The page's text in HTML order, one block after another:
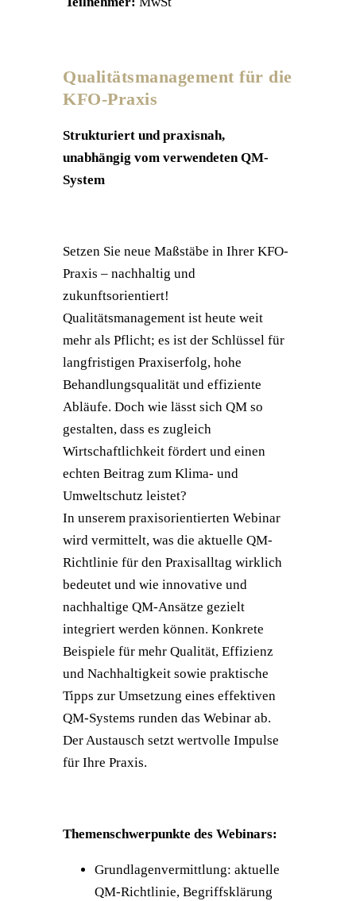
Qualitätsmanagement für die
KFO-Praxis
Strukturiert und praxisnah,
unabhängig vom verwendeten QM-
System
Setzen Sie neue Maßstäbe in Ihrer KFO-
Praxis – nachhaltig und
zukunftsorientiert!
Qualitätsmanagement ist heute weit
mehr als Pflicht; es ist der Schlüssel für
langfristigen Praxiserfolg, hohe
Behandlungsqualität und effiziente
Abläufe. Doch wie lässt sich QM so
gestalten, dass es zugleich
Wirtschaftlichkeit fördert und einen
echten Beitrag zum Klima- und
Umweltschutz leistet?
In unserem praxisorientierten Webinar
wird vermittelt, was die aktuelle QM-
Richtlinie für den Praxisalltag wirklich
bedeutet und wie innovative und
nachhaltige QM-Ansätze gezielt
integriert werden können. Konkrete
Beispiele für mehr Qualität, Effizienz
und Nachhaltigkeit sowie praktische
Tipps zur Umsetzung eines effektiven
QM-Systems runden das Webinar ab.
Der Austausch setzt wertvolle Impulse
für Ihre Praxis.
Themenschwerpunkte des Webinars:
Grundlagenvermittlung: aktuelle
QM-Richtlinie, Begriffsklärung